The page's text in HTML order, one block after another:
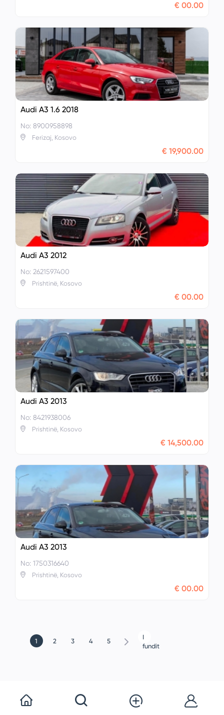
€ 00.00
Audi A3 1.6 2018
No: 8900958898
Ferizaj, Kosovo
€ 19,900.00
Audi A3 2012
No: 2621597400
Prishtinë, Kosovo
€ 00.00
Audi A3 2013
No: 8421938006
Prishtinë, Kosovo
€ 14,500.00
Audi A3 2013
No: 1750316640
Prishtinë, Kosovo
€ 00.00
1 2 3 4 5
I
fundit